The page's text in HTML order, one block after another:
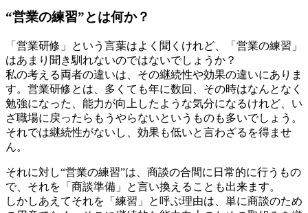
“営業の練習”とは何か？
「営業研修」という言葉はよく聞くけれど、「営業の練習」
はあまり聞き馴れないのではないでしょうか？
私の考える両者の違いは、その継続性や効果の違いにありま
す。営業研修とは、多くても年に数回、その時はなんとなく
勉強になった、能力が向上したような気分になるけれど、い
ざ職場に戻ったらもうやらないというものも多いでしょう。
それでは継続性がないし、効果も低いと言わざるを得ませ
ん。
それに対し“営業の練習”は、商談の合間に日常的に行うもの
で、それを「商談準備」と言い換えることも出来ます。
しかしあえてそれを「練習」と呼ぶ理由は、単に商談のため